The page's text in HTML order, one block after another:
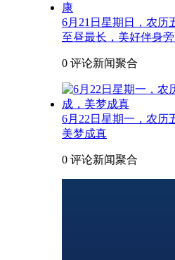
6月21日星期日，农历
至昼最长，美好伴身
0 评论新闻聚合
6月22日星期一，农历
美梦成真
0 评论新闻聚合